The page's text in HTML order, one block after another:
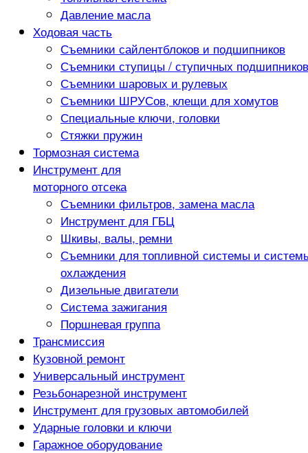
Давление масла
Ходовая часть
Съемники сайлентблоков и подшипников
Съемники ступицы / ступичных подшипников
Съемники шаровых и рулевых
Съемники ШРУСов, клещи для хомутов
Специальные ключи, головки
Стяжки пружин
Тормозная система
Инструмент для
моторного отсека
Съемники фильтров, замена масла
Инструмент для ГБЦ
Шкивы, валы, ремни
Съемники для топливной системы и
охлаждения
Дизельные двигатели
Система зажигания
Поршневая группа
Трансмиссия
Кузовной ремонт
Универсальный инструмент
Резьбонарезной инструмент
Инструмент для грузовых автомобилей
Ударные головки и ключи
Гаражное оборудование